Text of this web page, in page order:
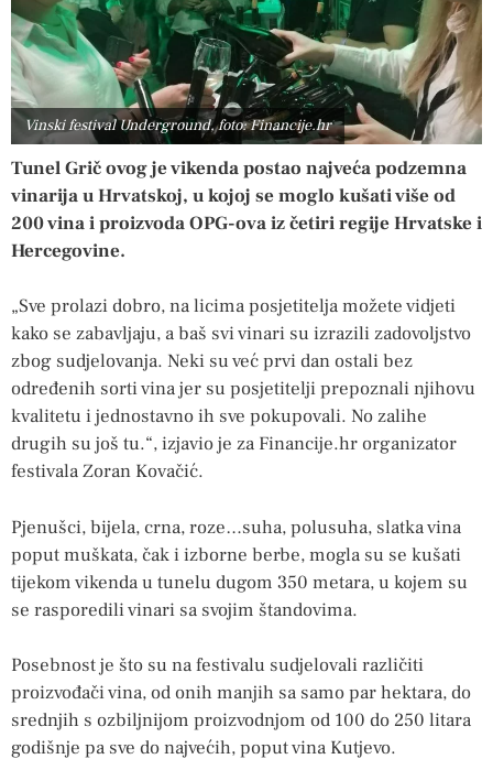
Vinski festival Underground, foto: Financije.hr
Tunel Grič ovog je vikenda postao najveća podzemna
vinarija u Hrvatskoj, u kojoj se moglo kušati više od
200 vina i proizvoda OPG-ova iz četiri regije Hrvatske i
Hercegovine.
„Sve prolazi dobro, na licima posjetitelja možete vidjeti
kako se zabavljaju, a baš svi vinari su izrazili zadovoljstvo
zbog sudjelovanja. Neki su već prvi dan ostali bez
određenih sorti vina jer su posjetitelji prepoznali njihovu
kvalitetu i jednostavno ih sve pokupovali. No zalihe
drugih su još tu.“, izjavio je za Financije.hr organizator
festivala Zoran Kovačić.
Pjenušci, bijela, crna, roze…suha, polusuha, slatka vina
poput muškata, čak i izborne berbe, mogla su se kušati
tijekom vikenda u tunelu dugom 350 metara, u kojem su
se rasporedili vinari sa svojim štandovima.
Posebnost je što su na festivalu sudjelovali različiti
proizvođači vina, od onih manjih sa samo par hektara, do
srednjih s ozbiljnijom proizvodnjom od 100 do 250 litara
godišnje pa sve do najvećih, poput vina Kutjevo.